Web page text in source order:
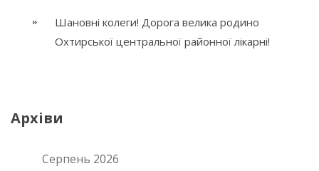
Шановні колеги! Дорога велика родино
Охтирської центральної районної лікарні!
Архіви
Серпень 2026